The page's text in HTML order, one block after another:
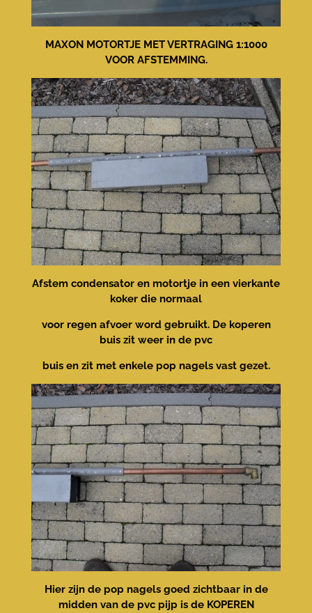
MAXON MOTORTJE MET VERTRAGING 1:1000
VOOR AFSTEMMING.
Afstem condensator en motortje in een vierkante
koker die normaal
voor regen afvoer word gebruikt. De koperen
buis zit weer in de pvc
buis en zit met enkele pop nagels vast gezet.
Hier zijn de pop nagels goed zichtbaar in de
midden van de pvc pijp is de KOPEREN